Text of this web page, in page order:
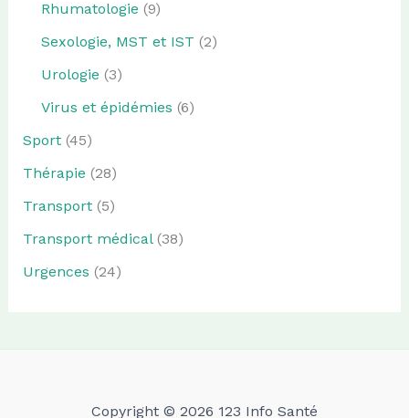
Rhumatologie (9)
Sexologie, MST et IST (2)
Urologie (3)
Virus et épidémies (6)
Sport(45)
Thérapie (28)
Transport(5)
Transport médical(38)
Urgences (24)
Copyright © 2026 123 Info Santé